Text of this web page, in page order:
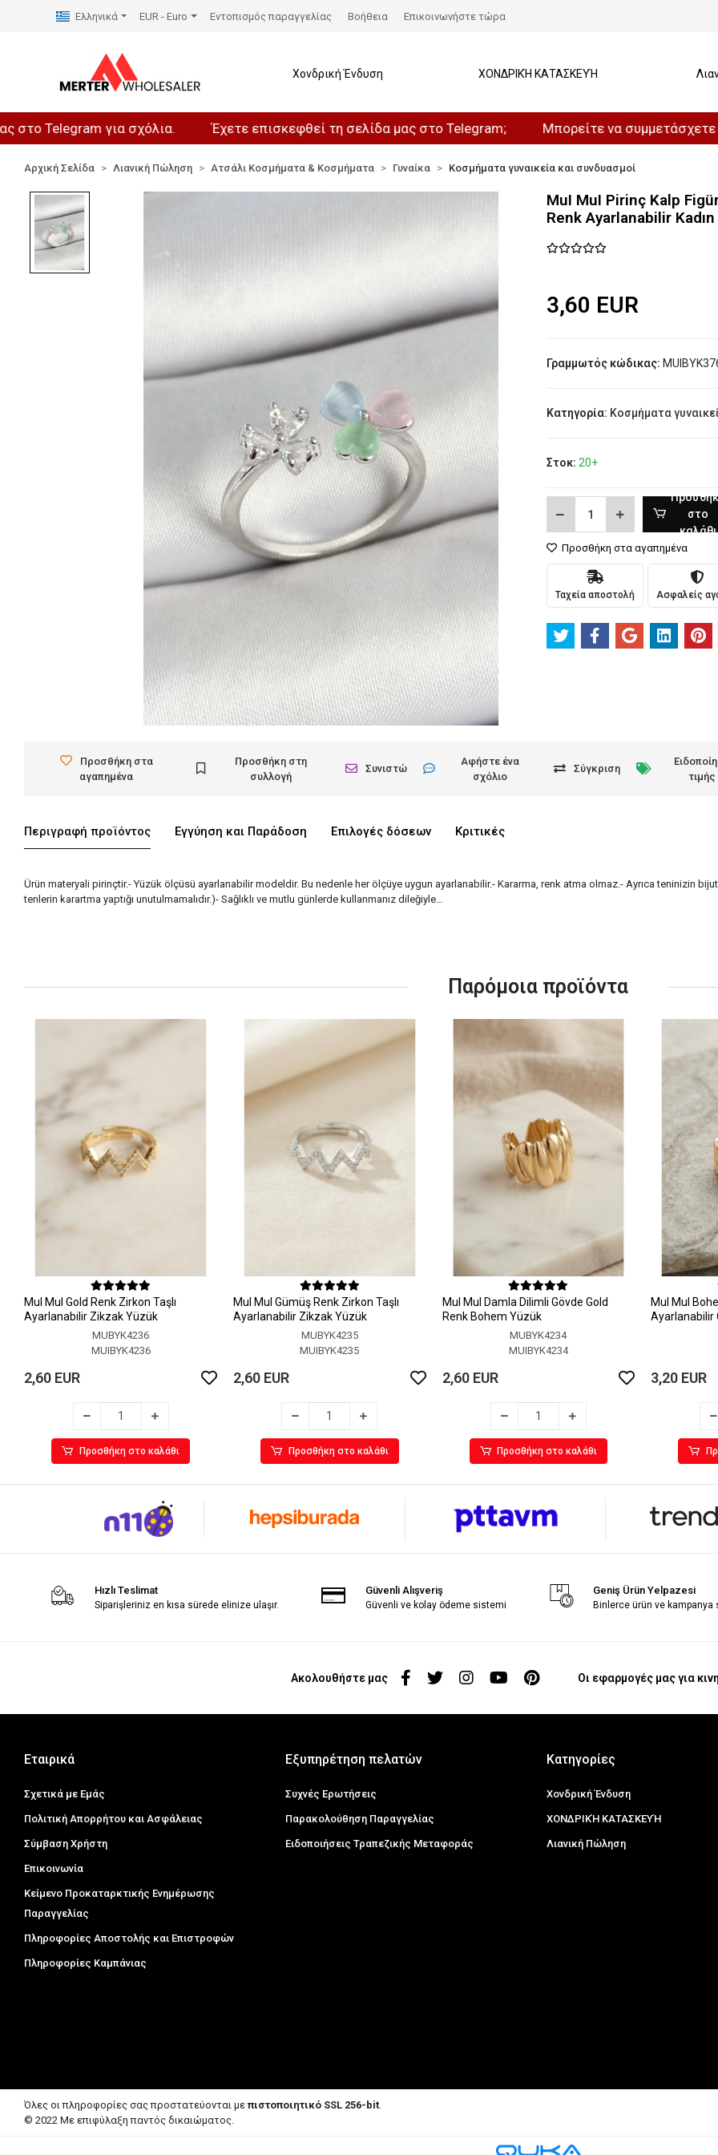
για σχόλια. Έχετε επισκεφθεί τη σελίδα μας στο Telegram; Μπορείτε να συμμετάσχετε στο
Ελληνικά EUR - Euro Εντοπισμός παραγγελίας Βοήθεια Επικοινωνήστε τώρα
Χονδρική Ένδυση ΧΟΝΔΡΙΚΉ ΚΑΤΑΣΚΕΥΉ
Αρχική Σελίδα Λιανική Πώληση Ατσάλι Κοσμήματα & Κοσμήματα Γυναίκα Κοσμήματα γυναικεία και συνδυασμοί
MuI MuI Pirinç Kalp
Renk Ayarlanabilir
3,60 EUR
Γραμμωτός κώδικας:
Κατηγορία: Κοσμήματα
Στοκ: 20+
στο
καλάθι
Προσθήκη στα αγαπημένα
Ταχεία αποστολή Ασφαλείς
Προσθήκη στα
αγαπημένα
Προσθήκη στη
συλλογή
Συνιστώ
Αφήστε ένα
σχόλιο
Σύγκριση
τιμής
Περιγραφή προϊόντος Εγγύηση και Παράδοση Επιλογές δόσεων Κριτικές
Ürün materyali pirinçtir.- Yüzük ölçüsü ayarlanabilir modeldir. Bu nedenle her ölçüye uygun ayarlanabilir.- Kararma, renk atma olmaz.- Ayrıca teninizin
tenlerin karartma yaptığı unutulmamalıdır.)- Sağlıklı ve mutlu günlerde kullanmanız dileğiyle…
Παρόμοια προϊόντα
MuI MuI Gold Renk Zirkon Taşlı
Ayarlanabilir Zikzak Yüzük
MUBYK4236
MUIBYK4236
2,60 EUR
Προσθήκη στο καλάθι
MuI MuI Gümüş Renk Zirkon Taşlı
Ayarlanabilir Zikzak Yüzük
MUBYK4235
MUIBYK4235
2,60 EUR
Προσθήκη στο καλάθι
MuI MuI Damla Dilimli Gövde Gold
Renk Bohem Yüzük
MUBYK4234
MUIBYK4234
2,60 EUR
Προσθήκη στο καλάθι
MuI MuI
Ayarlanabilir
3,20 EUR
Hızlı Teslimat
Siparişleriniz en kısa sürede elinize ulaşır.
Güvenli Alışveriş
Güvenli ve kolay ödeme sistemi
Geniş Ürün Yelpazesi
Binlerce ürün ve kampanya
Ακολουθήστε μας Οι εφαρμογές μας για
Εταιρικά
Σχετικά με Εμάς
Πολιτική Απορρήτου και Ασφάλειας
Σύμβαση Χρήστη
Επικοινωνία
Κείμενο Προκαταρκτικής Ενημέρωσης
Παραγγελίας
Πληροφορίες Αποστολής και Επιστροφών
Πληροφορίες Καμπάνιας
Εξυπηρέτηση πελατών
Συχνές Ερωτήσεις
Παρακολούθηση Παραγγελίας
Ειδοποιήσεις Τραπεζικής Μεταφοράς
Κατηγορίες
Χονδρική Ένδυση
ΧΟΝΔΡΙΚΉ ΚΑΤΑΣΚΕΥΉ
Λιανική Πώληση
Όλες οι πληροφορίες σας προστατεύονται μεπιστοποιητικό SSL 256-bit.
© 2022 Με επιφύλαξη παντός δικαιώματος.